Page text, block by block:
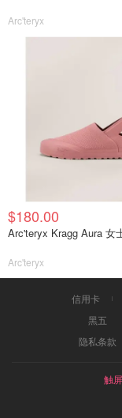
Arc'teryx
$180.00
Arc'teryx Kragg Aura 女
Arc'teryx
信用卡
黑五
隐私条款
触